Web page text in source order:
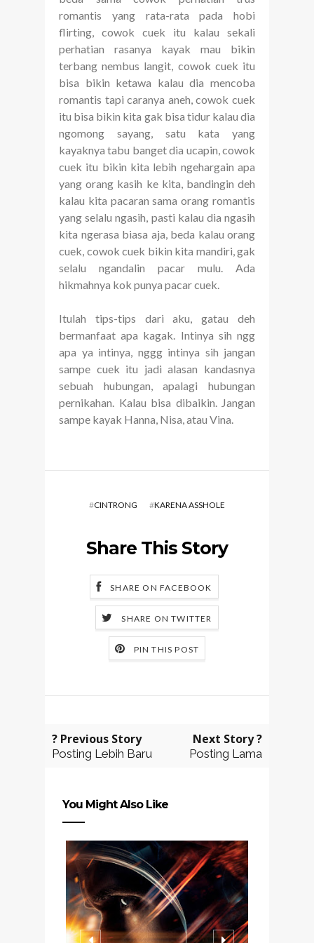
romantis yang rata-rata pada hobi
flirting, cowok cuek itu kalau sekali
perhatian rasanya kayak mau bikin
terbang nembus langit, cowok cuek itu
bisa bikin ketawa kalau dia mencoba
romantis tapi caranya aneh, cowok cuek
itu bisa bikin kita gak bisa tidur kalau dia
ngomong sayang, satu kata yang
kayaknya tabu banget dia ucapin, cowok
cuek itu bikin kita lebih ngehargain apa
yang orang kasih ke kita, bandingin deh
kalau kita pacaran sama orang romantis
yang selalu ngasih, pasti kalau dia ngasih
kita ngerasa biasa aja, beda kalau orang
cuek, cowok cuek bikin kita mandiri, gak
selalu ngandalin pacar mulu. Ada
hikmahnya kok punya pacar cuek.
Itulah tips-tips dari aku, gatau deh
bermanfaat apa kagak. Intinya sih ngg
apa ya intinya, nggg intinya sih jangan
sampe cuek itu jadi alasan kandasnya
sebuah hubungan, apalagi hubungan
pernikahan. Kalau bisa dibaikin. Jangan
sampe kayak Hanna, Nisa, atau Vina.
#CINTRONG #KARENA ASSHOLE
Share This Story
SHARE ON FACEBOOK
SHARE ON TWITTER
PIN THIS POST
? Previous Story
Posting Lebih Baru
Next Story ?
Posting Lama
You Might Also Like